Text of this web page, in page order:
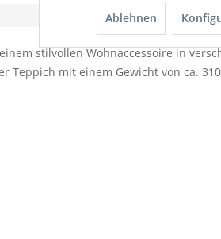
stilvollen Wohnaccessoire in
Teppich mit einem Gewicht von ca.
EinfarbigAblehnen